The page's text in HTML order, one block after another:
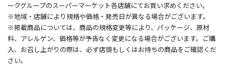
ークグループのスーパーマーケット各店舗にてお買い求めください。
※地域・店舗により規格や価格・発売日が異なる場合がございます。
※掲載商品については、商品の規格変更等により、パッケージ、原材
料、アレルゲン、価格等が予告なく変更になる場合がございます。ご購
入、お召し上がりの際は、必ず店頭もしくはお持ちの商品をご確認くだ
さい。